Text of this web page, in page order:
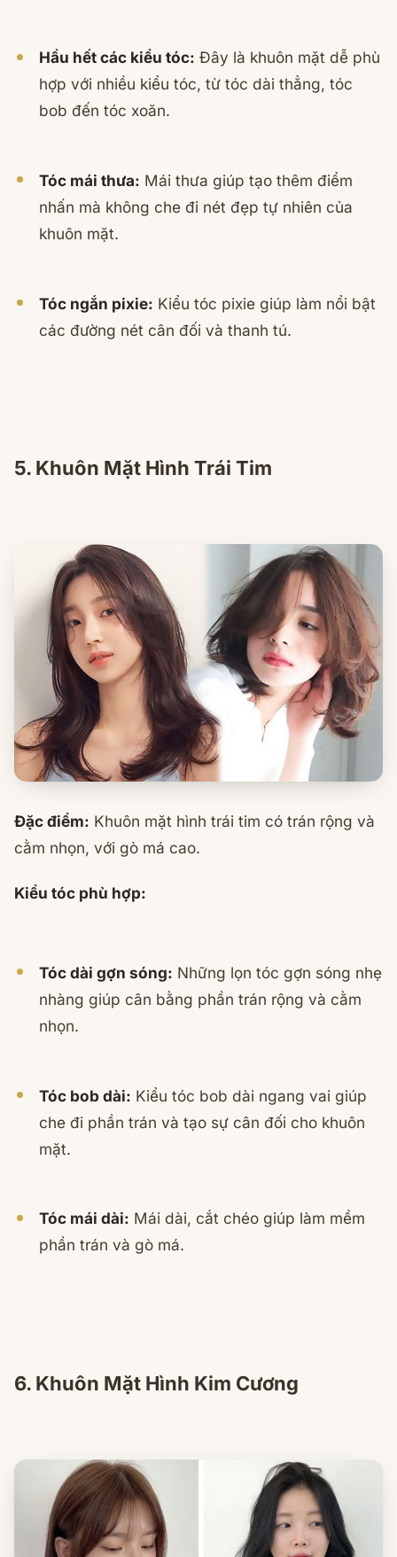
Hầu hết các kiểu tóc: Đây là khuôn mặt dễ phù
hợp với nhiều kiểu tóc, từ tóc dài thẳng, tóc
bob đến tóc xoăn.
Tóc mái thưa: Mái thưa giúp tạo thêm điểm
nhấn mà không che đi nét đẹp tự nhiên của
khuôn mặt.
Tóc ngắn pixie: Kiểu tóc pixie giúp làm nổi bật
các đường nét cân đối và thanh tú.
5. Khuôn Mặt Hình Trái Tim
Đặc điểm: Khuôn mặt hình trái tim có trán rộng và
cằm nhọn, với gò má cao.
Kiểu tóc phù hợp:
Tóc dài gợn sóng: Những lọn tóc gợn sóng nhẹ
nhàng giúp cân bằng phần trán rộng và cằm
nhọn.
Tóc bob dài: Kiểu tóc bob dài ngang vai giúp
che đi phần trán và tạo sự cân đối cho khuôn
mặt.
Tóc mái dài: Mái dài, cắt chéo giúp làm mềm
phần trán và gò má.
6. Khuôn Mặt Hình Kim Cương